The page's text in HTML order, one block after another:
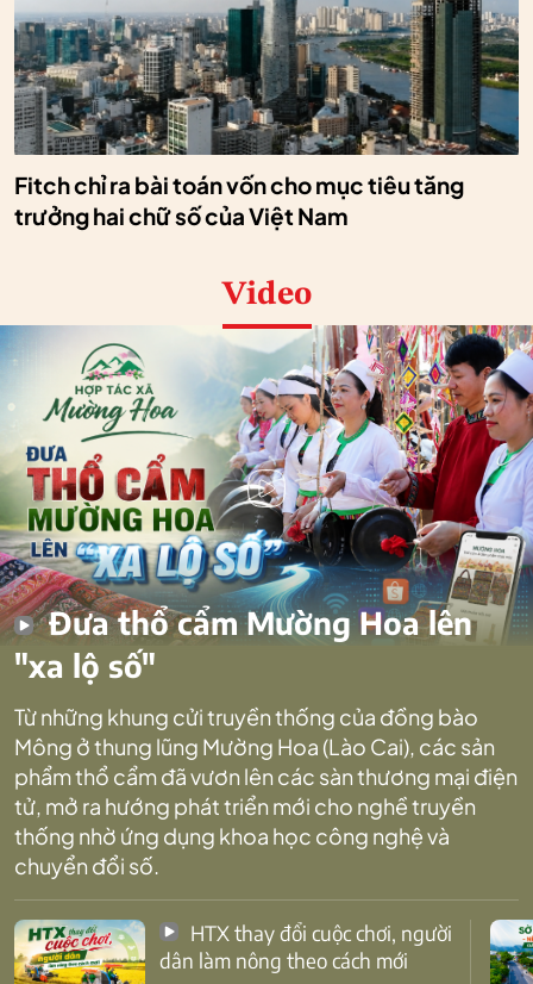
Fitch chỉ ra bài toán vốn cho mục tiêu tăng
trưởng hai chữ số của Việt Nam
Video
Đưa thổ cẩm Mường Hoa lên
"xa lộ số"
Từ những khung cửi truyền thống của đồng bào
Mông ở thung lũng Mường Hoa (Lào Cai), các sản
phẩm thổ cẩm đã vươn lên các sàn thương mại điện
tử, mở ra hướng phát triển mới cho nghề truyền
thống nhờ ứng dụng khoa học công nghệ và
chuyển đổi số.
dân làm nông theo cách mới